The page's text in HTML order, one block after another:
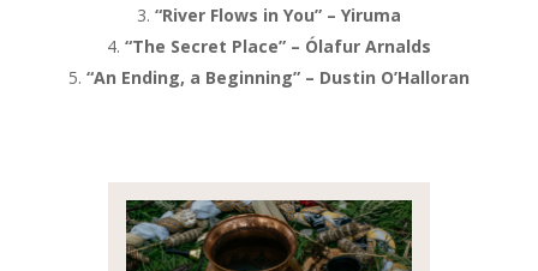
“River Flows in You” – Yiruma
“The Secret Place” – Ólafur Arnalds
“An Ending, a Beginning” – Dustin O’Halloran